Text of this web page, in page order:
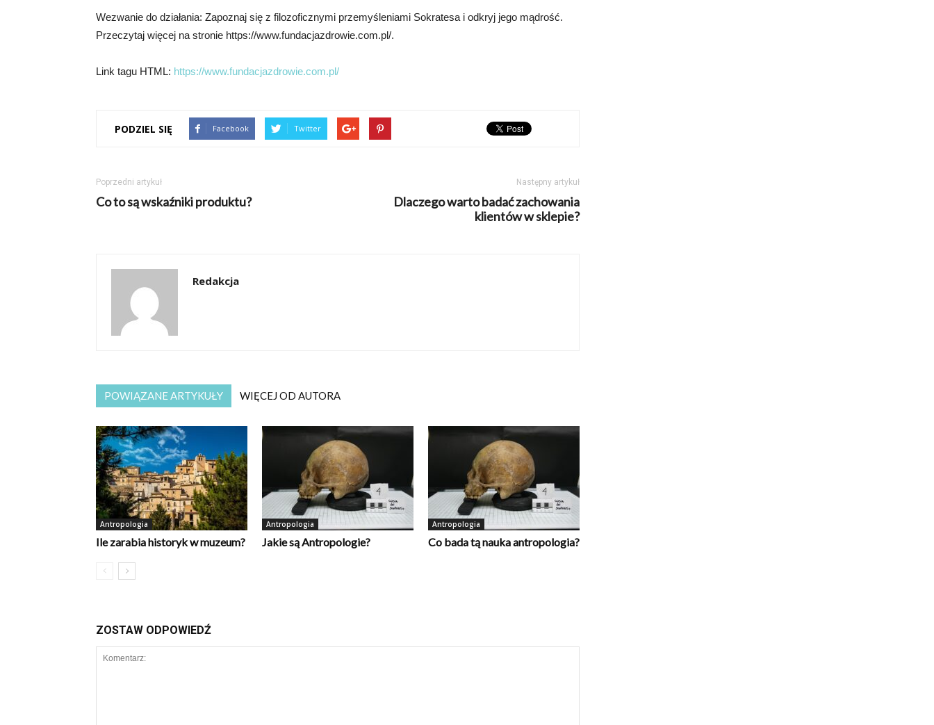
Wezwanie do działania: Zapoznaj się z filozoficznymi przemyśleniami Sokratesa i odkryj jego mądrość.
Przeczytaj więcej na stronie https://www.fundacjazdrowie.com.pl/.
Link tagu HTML: https://www.fundacjazdrowie.com.pl/
PODZIEL SIĘ Facebook Twitter
Poprzedni artykuł
Co to są wskaźniki produktu?
Następny artykuł
Dlaczego warto badać zachowania
klientów w sklepie?
Redakcja
POWIĄZANE ARTYKUŁY WIĘCEJ OD AUTORA
Antropologia
Ile zarabia historyk w muzeum?
Antropologia
Jakie są Antropologie?
Antropologia
Co bada tą nauka antropologia?
ZOSTAW ODPOWIEDŹ